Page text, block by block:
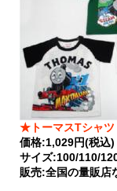
★トーマスTシャツ
価格:1,029円(税込)
サイズ:100/110/
販売:全国の量販店